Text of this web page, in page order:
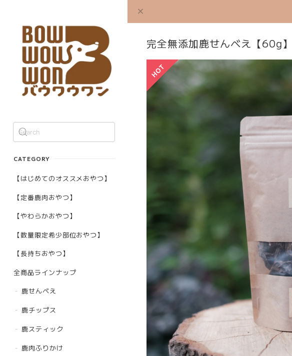
CATEGORY
【はじめてのオススメおやつ】
【定番鹿肉おやつ】
【やわらかおやつ】
【数量限定希少部位おやつ】
【長持ちおやつ】
全商品ラインナップ
鹿せんべえ
鹿チップス
鹿スティック
鹿肉ふりかけ
完全無添加鹿せんべえ【60g】